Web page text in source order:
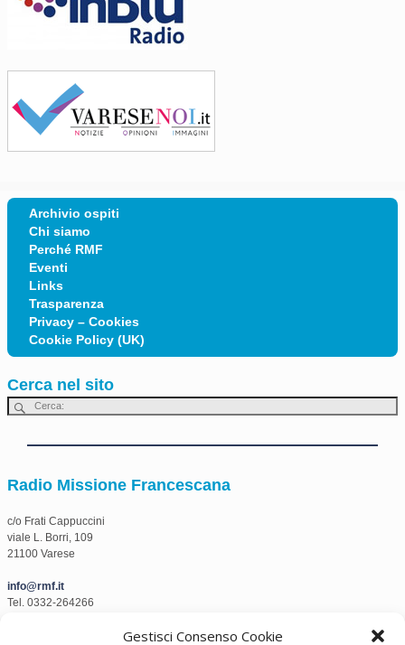
Gestisci Consenso Cookie
Archivio ospiti
Chi siamo
Perché RMF
Eventi
Links
Trasparenza
Privacy – Cookies
Cookie Policy (UK)
Cerca nel sito
Radio Missione Francescana
c/o Frati Cappuccini
viale L. Borri, 109
21100 Varese
info@rmf.it
Tel. 0332-264266